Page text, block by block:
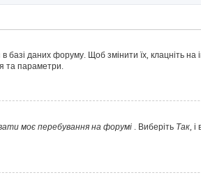
даних форуму. Щоб змінити їх, клацніть на
та параметри.
моє перебування на форумі . Виберіть Так,